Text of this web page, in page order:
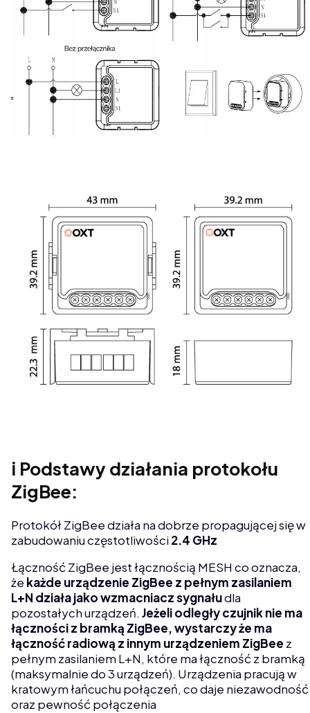
ℹ️ Podstawy działania protokołu
ZigBee:
Protokół ZigBee działa na dobrze propagującej się w
zabudowaniu częstotliwości2.4 GHz
Łączność ZigBee jest łącznością MESH co oznacza,
że każde urządzenie ZigBee z pełnym zasilaniem
L+N działa jako wzmacniacz sygnałudla
pozostałych urządzeń. Jeżeli odległy czujnik nie ma
łączności z bramką ZigBee, wystarczy że ma
łączność radiową z innym urządzeniem ZigBee z
pełnym zasilaniem L+N, które ma łączność z bramką
(maksymalnie do 3 urządzeń). Urządzenia pracują w
kratowym łańcuchu połączeń, co daje niezawodność
oraz pewność połączenia